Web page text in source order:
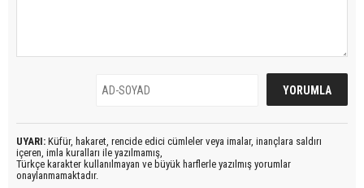
UYARI: Küfür, hakaret, rencide edici cümleler veya imalar, inançlara saldırı
içeren, imla kuralları ile yazılmamış,
Türkçe karakter kullanılmayan ve büyük harflerle yazılmış yorumlar
onaylanmamaktadır.